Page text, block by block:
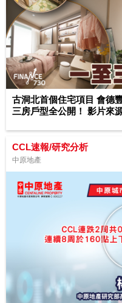
古洞北首個住宅項目 會德
三房戶型全公開！ 影片來
CCL速報/研究分析
中原地產